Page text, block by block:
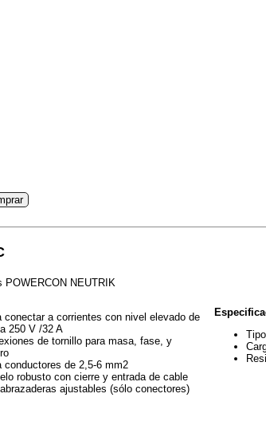
POWERCON NEUTRIK
conectar a corrientes con nivel elevado de
250 V /32 A
de tornillo para masa, fase, y
conductores de 2,5-6 mm2
robusto con cierre y entrada de cable
ajustables (sólo conectores)